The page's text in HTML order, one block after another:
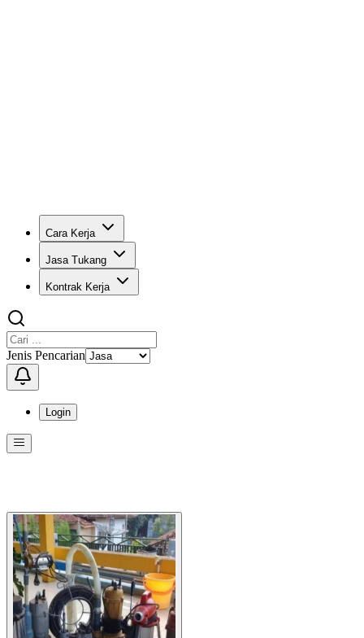
Cara Kerja
Jasa Tukang
Kontrak Kerja
Jenis Pencarian
Login
Menu ini berisi navigasi untuk mengakses fitur-fitur di KangPro